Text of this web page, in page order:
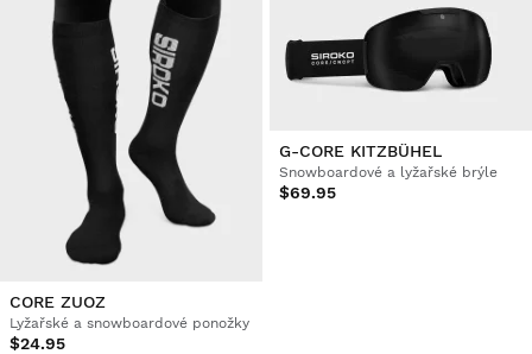
CORE ZUOZ
Lyžařské a snowboardové ponožky
$24.95
G-CORE KITZBÜHEL
Snowboardové a lyžařské brýle
$69.95